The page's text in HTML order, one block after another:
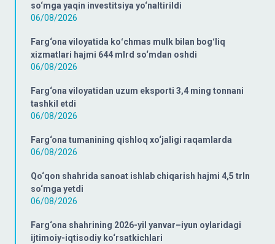
so‘mga yaqin investitsiya yo‘naltirildi
06/08/2026
Farg‘ona viloyatida koʻchmas mulk bilan bogʻliq
xizmatlari hajmi 644 mlrd so‘mdan oshdi
06/08/2026
Farg‘ona viloyatidan uzum eksporti 3,4 ming tonnani
tashkil etdi
06/08/2026
Farg‘ona tumanining qishloq xo‘jaligi raqamlarda
06/08/2026
Qo‘qon shahrida sanoat ishlab chiqarish hajmi 4,5 trln
so‘mga yetdi
06/08/2026
Farg‘ona shahrining 2026-yil yanvar–iyun oylaridagi
ijtimoiy-iqtisodiy ko‘rsatkichlari